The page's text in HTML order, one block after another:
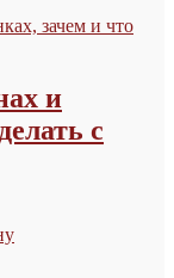
и
с